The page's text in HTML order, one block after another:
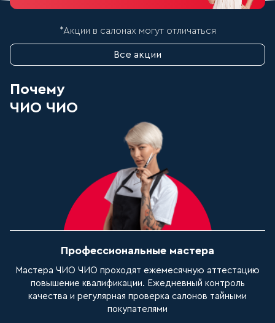
*Акции в салонах могут отличаться
Все акции
Почему
ЧИО ЧИО
Профессиональные мастера
Мастера ЧИО ЧИО проходят ежемесячную аттестацию
повышение квалификации. Ежедневный контроль
качества и регулярная проверка салонов тайными
покупателями